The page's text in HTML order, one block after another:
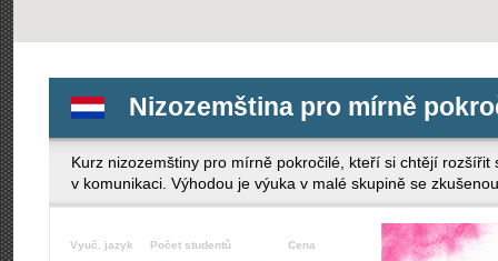
Nizozemština pro mírně
Kurz nizozemštiny pro mírně pokročilé, kteří si chtějí
v komunikaci. Výhodou je výuka v malé skupině se
Vyuč. jazyk Počet studentů Cena